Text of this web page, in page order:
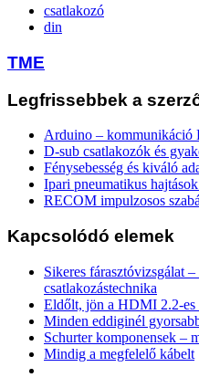
csatlakozó
din
TME
Legfrissebbek a
Arduino – kommunikáció
D-sub csatlakozók és
Fénysebesség és kiváló
Ipari pneumatikus
RECOM impulzosos
Kapcsolódó elemek
Sikeres fárasztóvizsgálat
csatlakozástechnika
Eldőlt, jön a HDMI 2.2-es
Minden eddiginél
Schurter komponensek –
Mindig a megfelelő kábelt